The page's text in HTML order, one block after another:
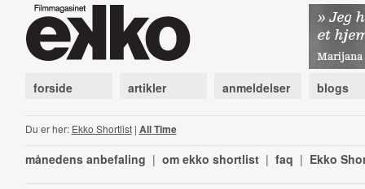
forside artikler anmeldelser blogs
Du er her: Ekko Shortlist| All Time
månedens anbefaling | om ekko shortlist | faq | Ekko